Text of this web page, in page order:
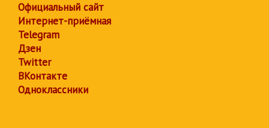
Официальный сайт
Интернет-приёмная
Telegram
Дзен
Twitter
ВКонтакте
Одноклассники